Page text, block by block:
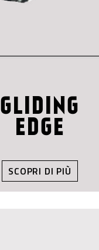
GLIDING
EDGE
SCOPRI DI PIÙ